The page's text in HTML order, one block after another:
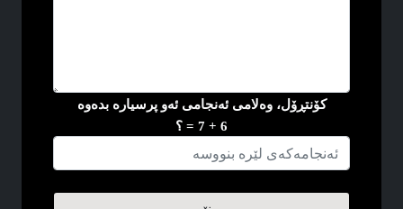
کۆنتڕۆل، وه‌لامی ئه‌نجامی ئه‌و پرسیاره‌ بده‌وه
6 + 7 = ؟